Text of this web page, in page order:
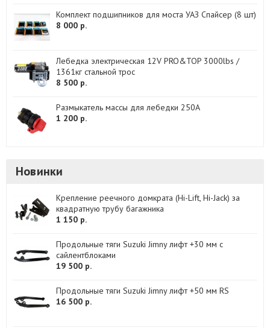
Комплект подшипников для моста УАЗ Спайсер (8 шт)
8 000 р.
Лебедка электрическая 12V PRO&TOP 3000lbs /
1361кг стальной трос
8 500 р.
Размыкатель массы для лебедки 250A
1 200 р.
Новинки
Крепление реечного домкрата (Hi-Lift, Hi-Jack) за
квадратную трубу багажника
1 150 р.
Продольные тяги Suzuki Jimny лифт +30 мм с
сайлентблоками
19 500 р.
Продольные тяги Suzuki Jimny лифт +50 мм RS
16 500 р.